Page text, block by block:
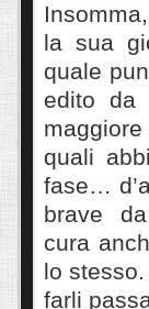
la sua
quale
edito da
quali
fase…
brave
cura
lo
farli